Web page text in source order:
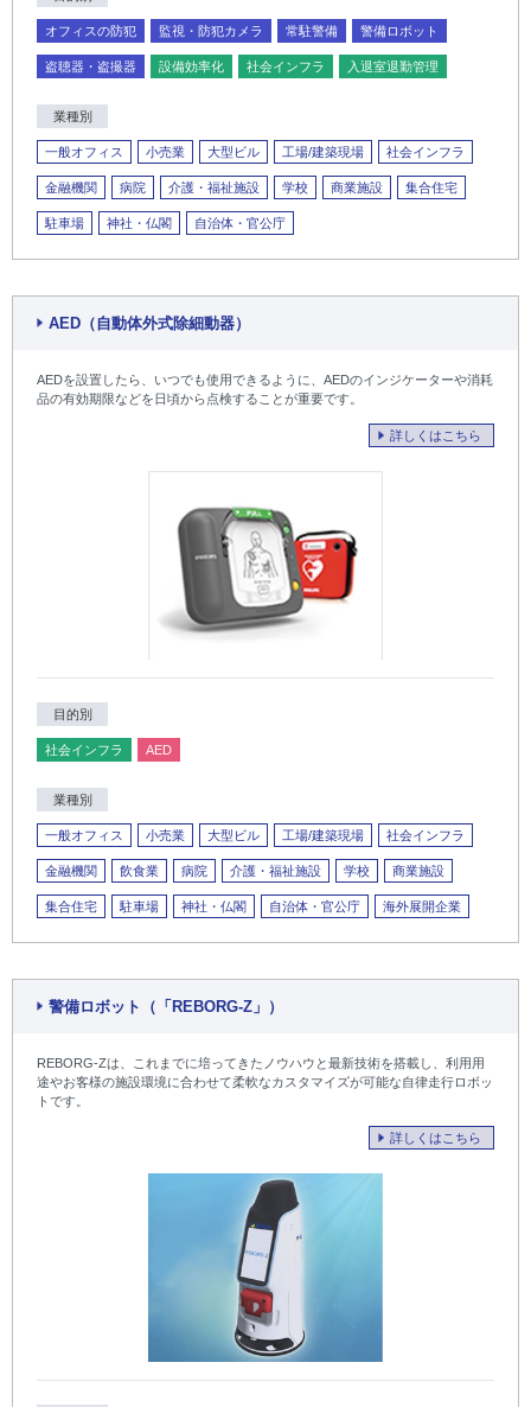
オフィスの防犯 監視・防犯カメラ 常駐警備 警備ロボット
盗聴器・盗撮器 設備効率化 社会インフラ 入退室退勤管理
業種別
一般オフィス 小売業 大型ビル 工場/建築現場 社会インフラ
金融機関 病院 介護・福祉施設 学校 商業施設 集合住宅
駐車場 神社・仏閣 自治体・官公庁
AED（自動体外式除細動器）
AEDを設置したら、いつでも使用できるように、AEDのインジケーターや消耗
品の有効期限などを日頃から点検することが重要です。
詳しくはこちら
目的別
社会インフラ AED
業種別
一般オフィス 小売業 大型ビル 工場/建築現場 社会インフラ
金融機関 飲食業 病院 介護・福祉施設 学校 商業施設
集合住宅 駐車場 神社・仏閣 自治体・官公庁 海外展開企業
警備ロボット（「REBORG-Z」）
REBORG-Zは、これまでに培ってきたノウハウと最新技術を搭載し、利用用
途やお客様の施設環境に合わせて柔軟なカスタマイズが可能な自律走行ロボッ
トです。
詳しくはこちら